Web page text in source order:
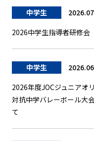
中学生
2026中学生指導者研修会
中学生
2026年度JOCジュニアオ
対抗中学バレーボール大
て